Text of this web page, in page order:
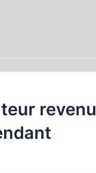
revenu